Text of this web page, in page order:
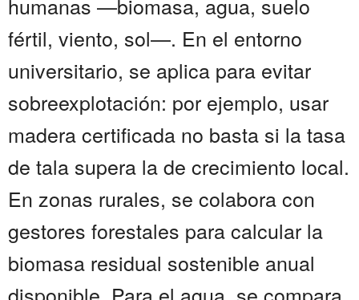
fértil, viento, sol—. En el entorno
universitario, se aplica para evitar
sobreexplotación: por ejemplo, usar
madera certificada no basta si la tasa
de tala supera la de crecimiento local.
En zonas rurales, se colabora con
gestores forestales para calcular la
biomasa residual sostenible anual